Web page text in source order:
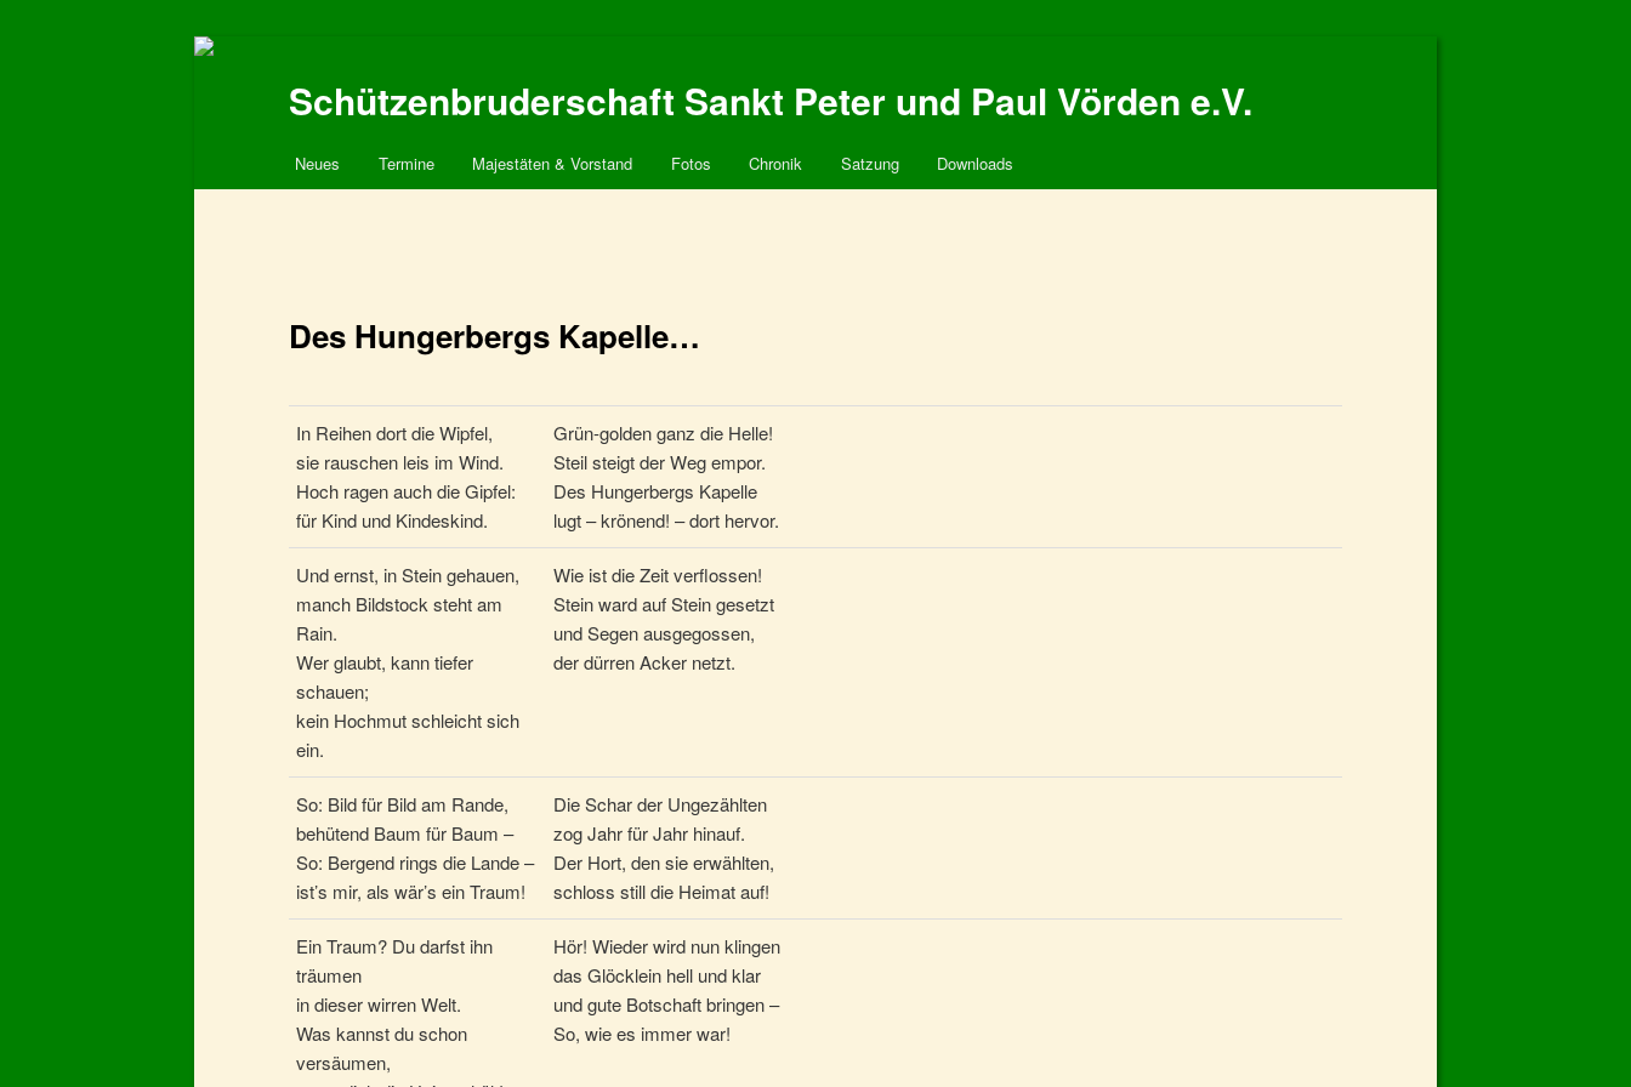
Schützenbruderschaft Sankt Peter und Paul Vörden e.V.
Zum
springen
Neues Termine Majestäten & Vorstand Fotos Chronik Satzung Downloads
Des Hungerbergs Kapelle…
In Reihen dort die Wipfel,
sie rauschen leis im Wind.
Hoch ragen auch die Gipfel:
für Kind und Kindeskind.
Grün-golden ganz die Helle!
Steil steigt der Weg empor.
Des Hungerbergs Kapelle
lugt – krönend! – dort hervor.
Und ernst, in Stein gehauen,
manch Bildstock steht am
Rain.
Wer glaubt, kann tiefer
schauen;
kein Hochmut schleicht sich
ein.
Wie ist die Zeit verflossen!
Stein ward auf Stein gesetzt
und Segen ausgegossen,
der dürren Acker netzt.
So: Bild für Bild am Rande,
behütend Baum für Baum –
So: Bergend rings die Lande –
ist’s mir, als wär’s ein Traum!
Die Schar der Ungezählten
zog Jahr für Jahr hinauf.
Der Hort, den sie erwählten,
schloss still die Heimat auf!
Ein Traum? Du darfst ihn
träumen
in dieser wirren Welt.
Was kannst du schon
versäumen,
Hör! Wieder wird nun klingen
das Glöcklein hell und klar
und gute Botschaft bringen –
So, wie es immer war!